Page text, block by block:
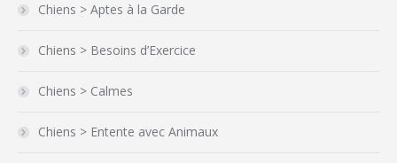
Chiens > Aptes à la Garde
Chiens > Besoins d’Exercice
Chiens > Calmes
Chiens > Entente avec Animaux